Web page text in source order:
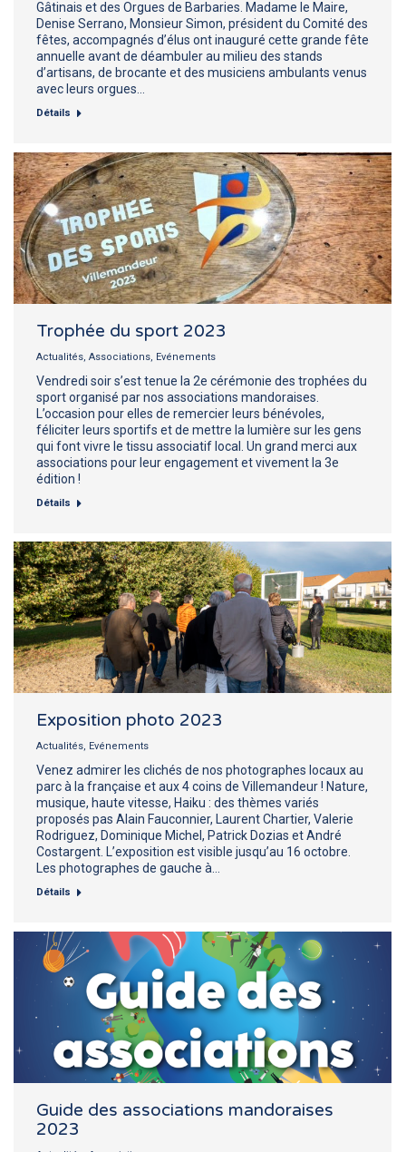
Gâtinais et des Orgues de Barbaries. Madame le Maire,
Denise Serrano, Monsieur Simon, président du Comité des
fêtes, accompagnés d’élus ont inauguré cette grande fête
annuelle avant de déambuler au milieu des stands
d’artisans, de brocante et des musiciens ambulants venus
avec leurs orgues…
Détails
Trophée du sport 2023
Actualités, Associations, Evénements
Vendredi soir s’est tenue la 2e cérémonie des trophées du
sport organisé par nos associations mandoraises.
L’occasion pour elles de remercier leurs bénévoles,
féliciter leurs sportifs et de mettre la lumière sur les gens
qui font vivre le tissu associatif local. Un grand merci aux
associations pour leur engagement et vivement la 3e
édition !
Détails
Exposition photo 2023
Actualités, Evénements
Venez admirer les clichés de nos photographes locaux au
parc à la française et aux 4 coins de Villemandeur ! Nature,
musique, haute vitesse, Haiku : des thèmes variés
proposés pas Alain Fauconnier, Laurent Chartier, Valerie
Rodriguez, Dominique Michel, Patrick Dozias et André
Costargent. L’exposition est visible jusqu’au 16 octobre.
Les photographes de gauche à…
Détails
Guide des associations mandoraises
2023